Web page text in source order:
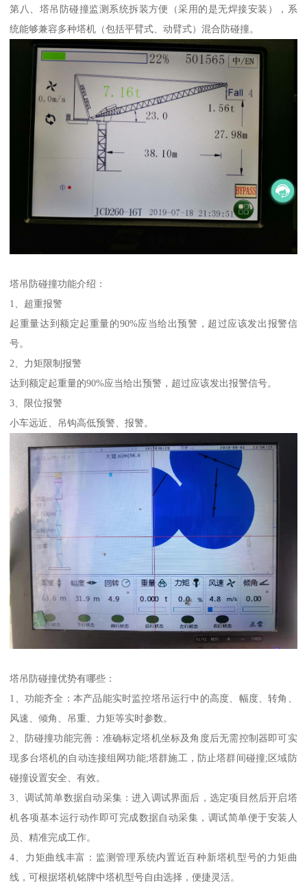
第八、塔吊防碰撞监测系统拆装方便（采用的是无焊接安装），系
统能够兼容多种塔机（包括平臂式、动臂式）混合防碰撞。
塔吊防碰撞功能介绍：
1、超重报警
起重量达到额定起重量的90%应当给出预警，超过应该发出报警信
号。
2、力矩限制报警
达到额定起重量的90%应当给出预警，超过应该发出报警信号。
3、限位报警
小车远近、吊钩高低预警、报警。
塔吊防碰撞优势有哪些：
1、功能齐全：本产品能实时监控塔吊运行中的高度、幅度、转角、
风速、倾角、吊重、力矩等实时参数。
2、防碰撞功能完善：准确标定塔机坐标及角度后无需控制器即可实
现多台塔机的自动连接组网功能;塔群施工，防止塔群间碰撞;区域防
碰撞设置安全、有效。
3、调试简单数据自动采集：进入调试界面后，选定项目然后开启塔
机各项基本运行动作即可完成数据自动采集，调试简单便于安装人
员、精准完成工作。
4、力矩曲线丰富：监测管理系统内置近百种新塔机型号的力矩曲
线，可根据塔机铭牌中塔机型号自由选择，便捷灵活。